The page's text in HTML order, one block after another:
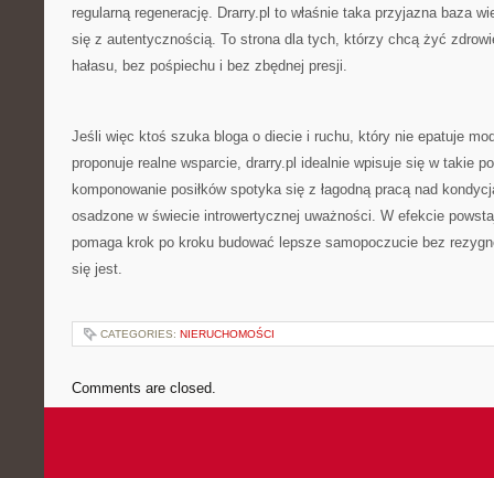
regularną regenerację. Drarry.pl to właśnie taka przyjazna baza
się z autentycznością. To strona dla tych, którzy chcą żyć
hałasu, bez pośpiechu i bez zbędnej presji.
Jeśli więc ktoś szuka bloga o diecie i ruchu, który nie epatuje
proponuje realne wsparcie, drarry.pl idealnie wpisuje się w takie
komponowanie posiłków spotyka się z łagodną pracą nad
osadzone w świecie introwertycznej uważności. W efekcie
pomaga krok po kroku budować lepsze samopoczucie bez
się jest.
CATEGORIES: NIERUCHOMOŚCI
Comments are closed.